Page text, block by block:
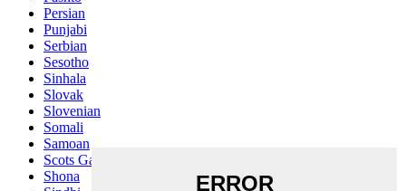
Persian
Punjabi
Serbian
Sesotho
Sinhala
Slovak
Slovenian
Somali
Samoan
Scots Gaelic
Shona